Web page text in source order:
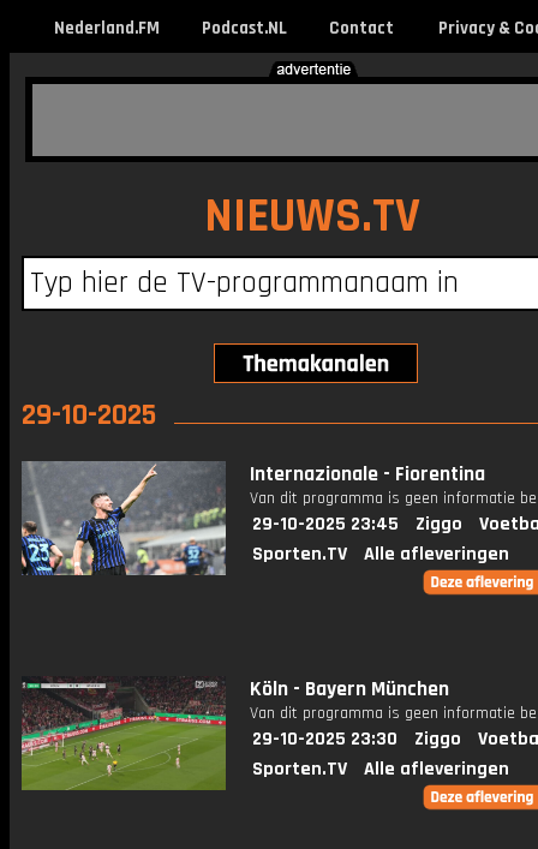
Nederland.FM Podcast.NL Contact Privacy &
NIEUWS.TV
29-10-2025
Internazionale - Fiorentina
Van dit programma is geen informatie
29-10-2025 23:45 Ziggo
Sporten.TV
Alle afleveringen
Köln - Bayern München
Van dit programma is geen informatie
29-10-2025 23:30 Ziggo
Sporten.TV
Alle afleveringen